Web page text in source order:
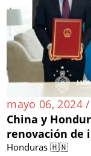
mayo 06, 2024 /
China y
renovación de
Honduras 🇭🇳